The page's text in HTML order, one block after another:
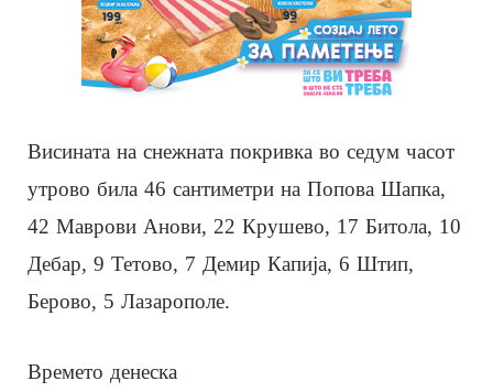
Висината на снежната покривка во седум часот
утрово била 46 сантиметри на Попова Шапка,
42 Маврови Анови, 22 Крушево, 17 Битола, 10
Дебар, 9 Тетово, 7 Демир Капија, 6 Штип,
Берово, 5 Лазарополе.
Времето денеска